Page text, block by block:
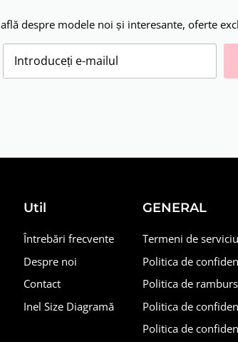
despre modele noi și interesante, oferte
Util
Întrebări frecvente
Despre noi
Contact
Inel Size Diagramă
GENERAL
Termeni de serviciu
Politica de
Politica de
Politica de
Politica de